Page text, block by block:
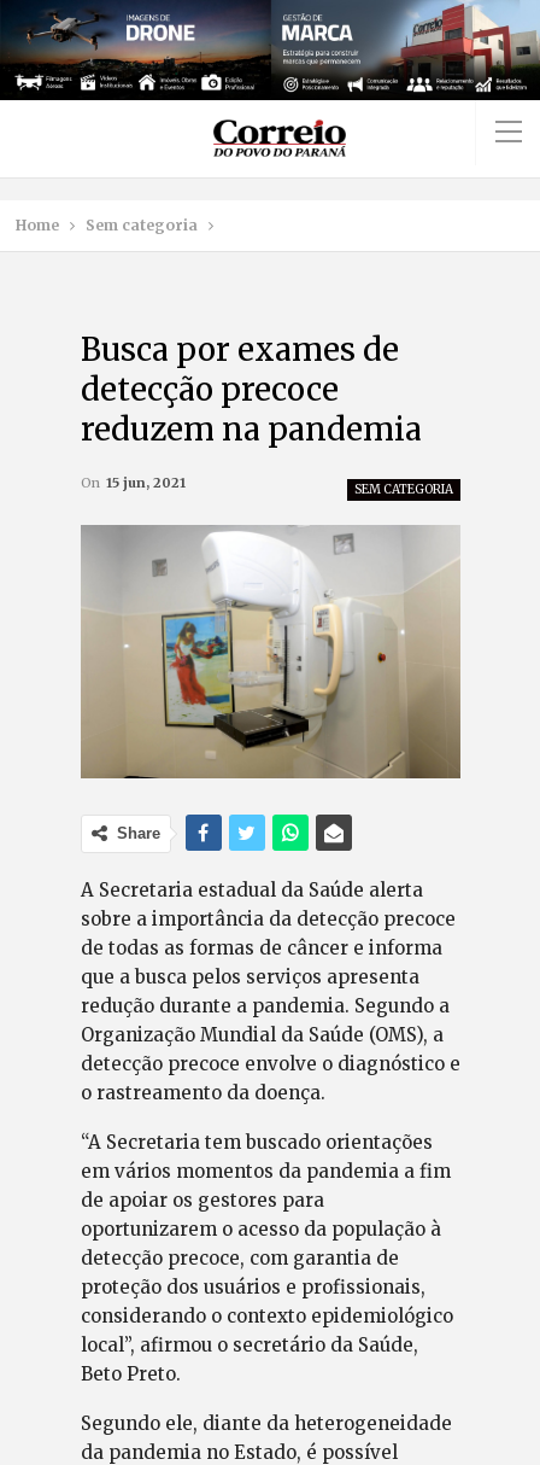
Home Sem categoria
Busca por exames de
detecção precoce
reduzem na pandemia
SEM CATEGORIA
On 15 jun, 2021
Share
A Secretaria estadual da Saúde alerta
sobre a importância da detecção precoce
de todas as formas de câncer e informa
que a busca pelos serviços apresenta
redução durante a pandemia. Segundo a
Organização Mundial da Saúde (OMS), a
detecção precoce envolve o diagnóstico e
o rastreamento da doença.
“A Secretaria tem buscado orientações
em vários momentos da pandemia a fim
de apoiar os gestores para
oportunizarem o acesso da população à
detecção precoce, com garantia de
proteção dos usuários e profissionais,
considerando o contexto epidemiológico
local”, afirmou o secretário da Saúde,
Beto Preto.
Segundo ele, diante da heterogeneidade
da pandemia no Estado, é possível